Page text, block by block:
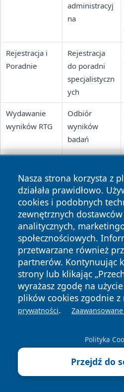
administracyj
na
Rejestracja i
Poradnie
Rejestracja
do poradni
specjalistyczn
ych
Wydawanie
wyników RTG
Odbiór
wyników
badań
rehabilitacyjny
wodzie
Kriokomora
Zabiegi
krioterapii
Sala
gimnastyczna
Gimnastyka
lecznicza
Gabinety USG
Badania
ultrasonograf
iczne
dla pacjentów
indukcyjne
Wsparcie dla
Nasza strona korzysta z
działała prawidłowo.
cookies i podobnych
zewnętrznych
analitycznych,
społecznościowych.
przetwarzane również
partnerów. Kontynuując
strony lub klikając
wyrażasz zgodę na
plików cookies zgodnie z
prywatności.
Polityka
Przejdź do